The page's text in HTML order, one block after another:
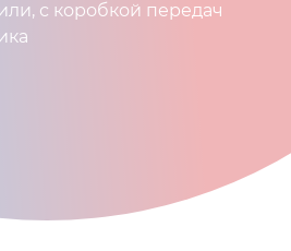
с коробкой передач